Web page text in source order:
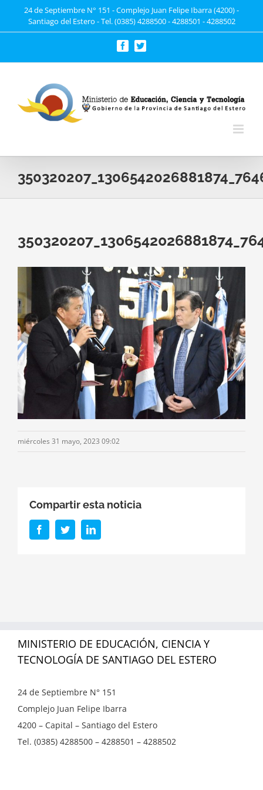
24 de Septiembre N° 151 - Complejo Juan Felipe Ibarra (4200) -
Santiago del Estero - Tel. (0385) 4288500 - 4288501 - 4288502
FacebookTwitter
miércoles 31 mayo, 2023 09:02
Compartir esta noticia
FacebookTwitterLinkedIn
MINISTERIO DE EDUCACIÓN, CIENCIA Y
TECNOLOGÍA DE SANTIAGO DEL ESTERO
24 de Septiembre N° 151
Complejo Juan Felipe Ibarra
4200 – Capital – Santiago del Estero
Tel. (0385) 4288500 – 4288501 – 4288502